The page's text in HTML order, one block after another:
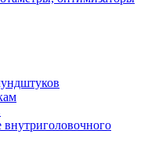
внутриголовочного